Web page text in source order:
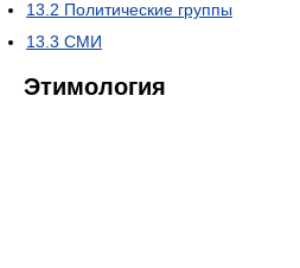
13.2 Политические группы
13.3 СМИ
Этимология